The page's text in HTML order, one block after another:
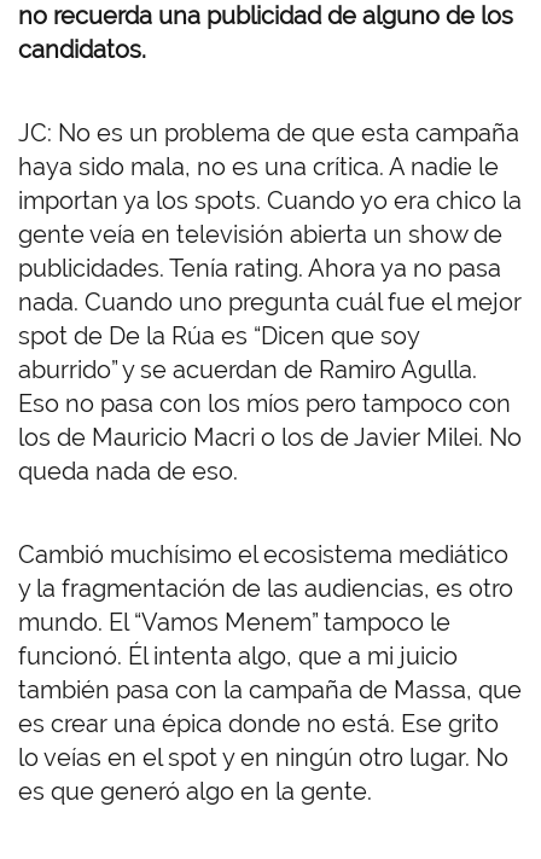
no recuerda una publicidad de alguno de los
candidatos.
JC: No es un problema de que esta campaña
haya sido mala, no es una crítica. A nadie le
importan ya los spots. Cuando yo era chico la
gente veía en televisión abierta un show de
publicidades. Tenía rating. Ahora ya no pasa
nada. Cuando uno pregunta cuál fue el mejor
spot de De la Rúa es “Dicen que soy
aburrido” y se acuerdan de Ramiro Agulla.
Eso no pasa con los míos pero tampoco con
los de Mauricio Macri o los de Javier Milei. No
queda nada de eso.
Cambió muchísimo el ecosistema mediático
y la fragmentación de las audiencias, es otro
mundo. El “Vamos Menem” tampoco le
funcionó. Él intenta algo, que a mi juicio
también pasa con la campaña de Massa, que
es crear una épica donde no está. Ese grito
lo veías en el spot y en ningún otro lugar. No
es que generó algo en la gente.